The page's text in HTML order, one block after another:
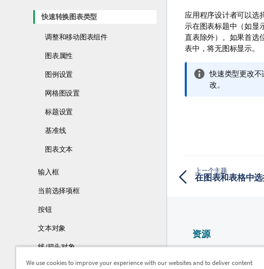
快速转换图表类型
调整和移动图表组件
图表属性
图例设置
网格图设置
标题设置
基准线
图表文本
输入框
当前选择项框
按钮
文本对象
线/箭头对象
滑块/日历对象
应用程序设计者可以选
示在图表标题中（如显
直表除外）。如果首选
表中，将无图标显示。
信
息
快速类型更改
改。
上一个主题
在图表和表格中
资源
We use cookies to improve your experience with our websites and to deliver content